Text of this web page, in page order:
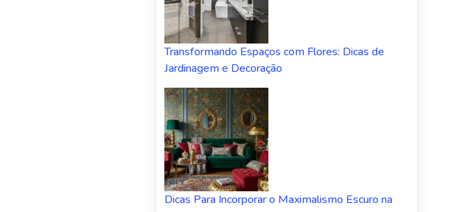
Transformando Espaços com Flores: Dicas de
Jardinagem e Decoração
Dicas Para Incorporar o Maximalismo Escuro na